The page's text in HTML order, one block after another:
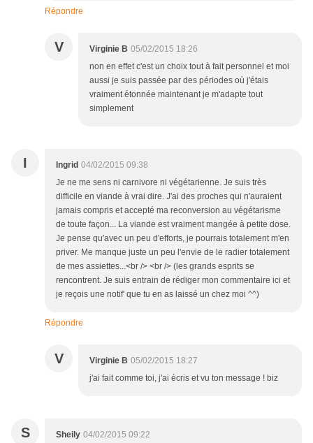
Répondre
V Virginie B 05/02/2015 18:26
non en effet c'est un choix tout à fait personnel et moi
aussi je suis passée par des périodes où j'étais
vraiment étonnée maintenant je m'adapte tout
simplement
I Ingrid 04/02/2015 09:38
Je ne me sens ni carnivore ni végétarienne. Je suis très
difficile en viande à vrai dire. J'ai des proches qui n'auraient
jamais compris et accepté ma reconversion au végétarisme
de toute façon... La viande est vraiment mangée à petite dose.
Je pense qu'avec un peu d'efforts, je pourrais totalement m'en
priver. Me manque juste un peu l'envie de le radier totalement
de mes assiettes...<br /> <br /> (les grands esprits se
rencontrent. Je suis entrain de rédiger mon commentaire ici et
je reçois une notif' que tu en as laissé un chez moi ^^)
Répondre
V Virginie B 05/02/2015 18:27
j'ai fait comme toi, j'ai écris et vu ton message ! biz
S Sheily 04/02/2015 09:22